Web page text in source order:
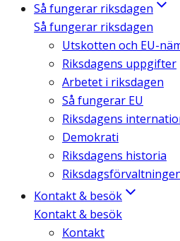
Så fungerar riksdagen
Så fungerar riksdagen
Utskotten och EU-
Riksdagens uppgifter
Arbetet i riksdagen
Så fungerar EU
Riksdagens
Demokrati
Riksdagens historia
Kontakt & besök
Kontakt & besök
Kontakt